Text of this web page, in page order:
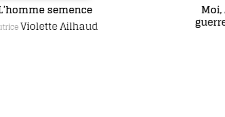
Moi, Ambroise Paré, chirurgien de
guerre, aimé des rois et des pauvres